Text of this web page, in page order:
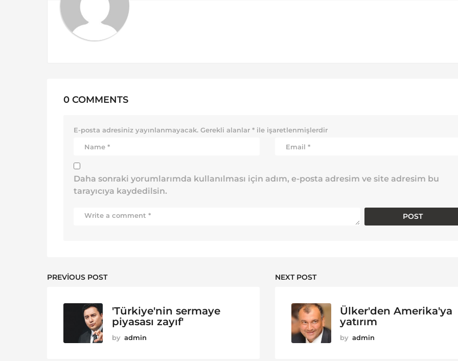
0 COMMENTS
E-posta adresiniz yayınlanmayacak. Gerekli alanlar * ile işaretlenmişlerdir
Daha sonraki yorumlarımda kullanılması için adım, e-posta adresim ve site adresim bu
tarayıcıya kaydedilsin.
PREVIOUS POST
'Türkiye'nin sermaye
piyasası zayıf'
by admin
NEXT POST
Ülker'den Amerika'ya
yatırım
by admin